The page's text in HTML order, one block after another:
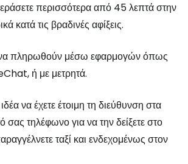
περισσότερα από 45 λεπτά στην
κατά τις βραδινές αφίξεις.
πληρωθούν μέσω εφαρμογών όπως
ή με μετρητά.
να έχετε έτοιμη τη διεύθυνση στα
σας τηλέφωνο για να την δείξετε στο
ταξί και ενδεχομένως στον